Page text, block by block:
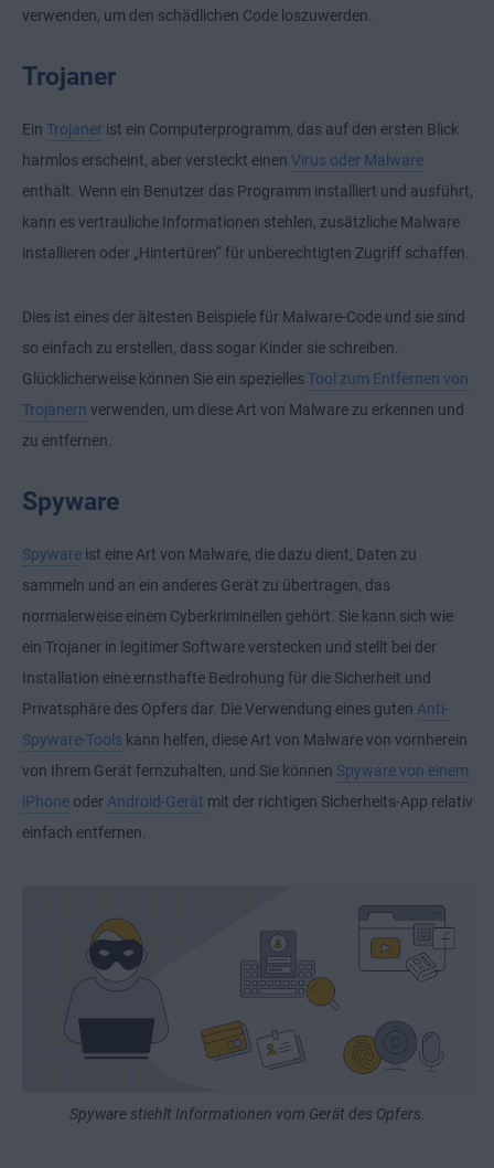
verwenden, um den schädlichen Code loszuwerden.
Trojaner
Ein Trojaner ist ein Computerprogramm, das auf den ersten Blick
harmlos erscheint, aber versteckt einen Virus oder Malware
enthält. Wenn ein Benutzer das Programm installiert und ausführt,
kann es vertrauliche Informationen stehlen, zusätzliche Malware
installieren oder „Hintertüren“ für unberechtigten Zugriff schaffen.
Dies ist eines der ältesten Beispiele für Malware-Code und sie sind
so einfach zu erstellen, dass sogar Kinder sie schreiben.
Glücklicherweise können Sie ein spezielles Tool zum Entfernen von
Trojanern verwenden, um diese Art von Malware zu erkennen und
zu entfernen.
Spyware
Spyware ist eine Art von Malware, die dazu dient, Daten zu
sammeln und an ein anderes Gerät zu übertragen, das
normalerweise einem Cyberkriminellen gehört. Sie kann sich wie
ein Trojaner in legitimer Software verstecken und stellt bei der
Installation eine ernsthafte Bedrohung für die Sicherheit und
Privatsphäre des Opfers dar. Die Verwendung eines guten Anti-
Spyware-Tools kann helfen, diese Art von Malware von vornherein
von Ihrem Gerät fernzuhalten, und Sie können Spyware von einem
iPhone oder Android-Gerät mit der richtigen Sicherheits-App relativ
einfach entfernen.
Spyware stiehlt Informationen vom Gerät des Opfers.